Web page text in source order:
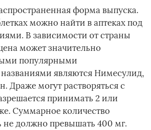
форма выпуска.
можно найти в аптеках под
В зависимости от страны
может значительно
популярными
являются Нимесулид,
Драже могут растворяться с
принимать 2 или
Суммарное количество
не должно превышать 400 мг.